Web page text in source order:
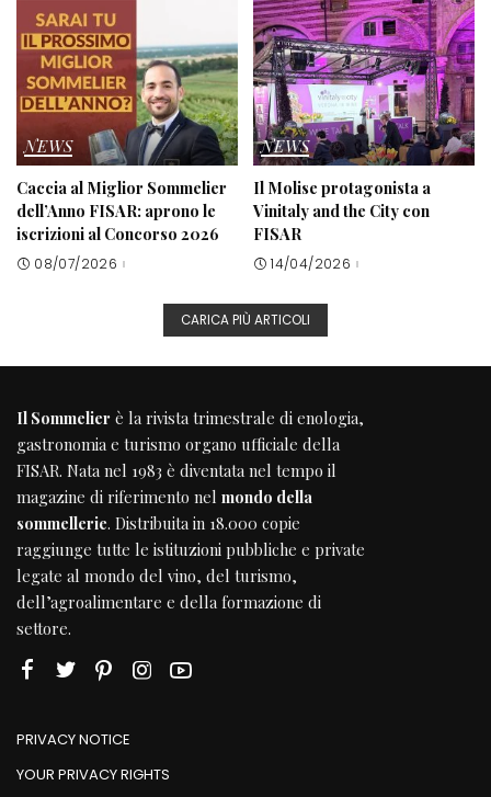
NEWS
Caccia al Miglior Sommelier
dell’Anno FISAR: aprono le
iscrizioni al Concorso 2026
08/07/2026
NEWS
Il Molise protagonista a
Vinitaly and the City con
FISAR
14/04/2026
CARICA PIÙ ARTICOLI
Il Sommelier è la rivista trimestrale di enologia,
gastronomia e turismo organo ufficiale della
FISAR. Nata nel 1983 è diventata nel tempo il
magazine di riferimento nel mondo della
sommellerie. Distribuita in 18.000 copie
raggiunge tutte le istituzioni pubbliche e private
legate al mondo del vino, del turismo,
dell’agroalimentare e della formazione di
settore.
PRIVACY NOTICE
YOUR PRIVACY RIGHTS